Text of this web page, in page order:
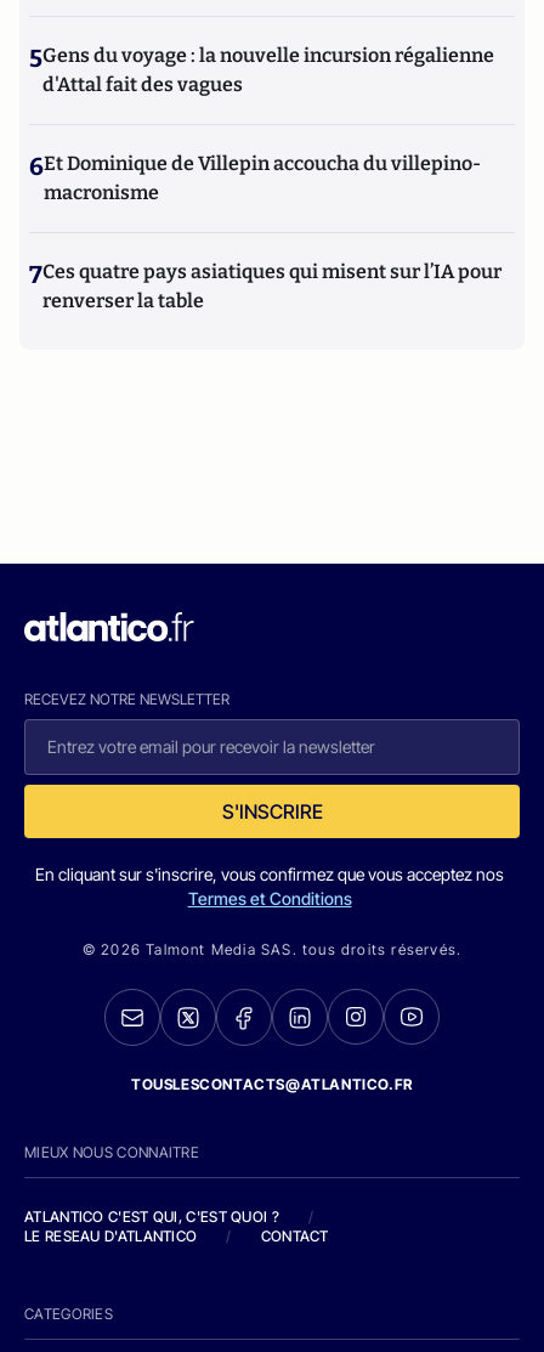
5Gens du voyage : la nouvelle incursion régalienne
d'Attal fait des vagues
6Et Dominique de Villepin accoucha du villepino-
macronisme
7Ces quatre pays asiatiques qui misent sur l’IA pour
renverser la table
RECEVEZ NOTRE NEWSLETTER
S'INSCRIRE
En cliquant sur s'inscrire, vous confirmez que vous acceptez nos
Termes et Conditions
© 2026 Talmont Media SAS. tous droits réservés.
TOUSLESCONTACTS@ATLANTICO.FR
MIEUX NOUS CONNAITRE
ATLANTICO C'EST QUI, C'EST QUOI ?
/
LE RESEAU D'ATLANTICO
/ CONTACT
CATEGORIES